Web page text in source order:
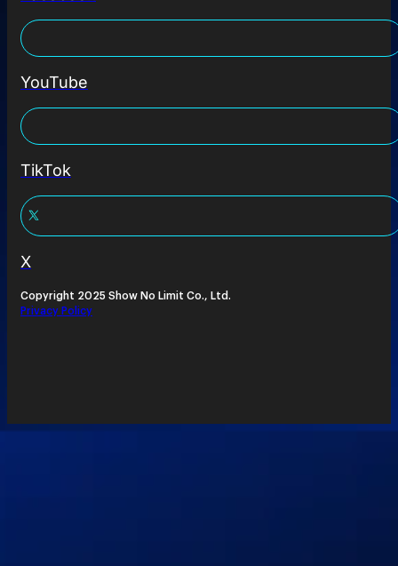
YouTube
TikTok
X
Copyright 2025 Show No Limit Co., Ltd.
Privacy Policy